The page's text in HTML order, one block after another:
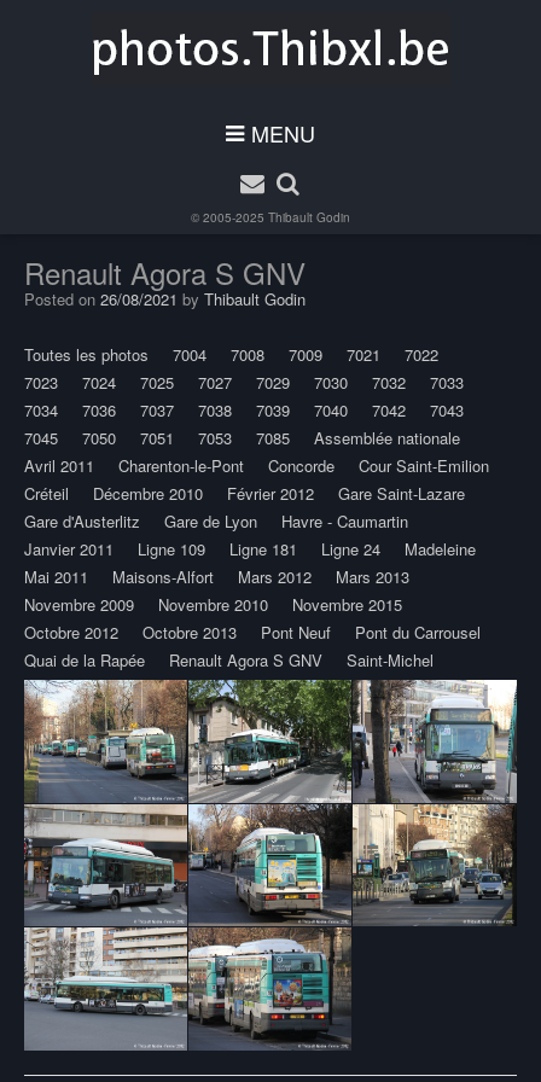
MENU
© 2005-2025 Thibault Godin
Renault Agora S GNV
Posted on 26/08/2021 by Thibault Godin
Toutes les photos 7004 7008 7009 7021
7022
7023
7024 7025 7027 7029 7030 7032
7033
7034
7036 7037 7038 7039 7040 7042
7043
7045
7050 7051 7053 7085
Assemblée nationale
Avril 2011
Charenton-le-Pont Concorde
Cour Saint-Emilion
Créteil
Décembre 2010 Février 2012
Gare Saint-Lazare
Gare d'Austerlitz
Gare de Lyon
Havre - Caumartin
Janvier 2011
Ligne 109 Ligne 181 Ligne 24
Madeleine
Mai 2011
Maisons-Alfort Mars 2012
Mars 2013
Novembre 2009
Novembre 2010
Novembre 2015
Octobre 2012
Octobre 2013 Pont Neuf
Pont du Carrousel
Quai de la Rapée
Renault Agora S GNV Saint-Michel